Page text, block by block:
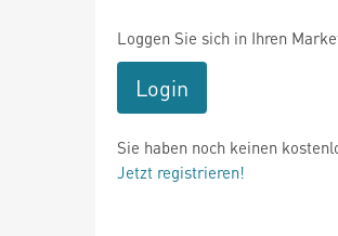
Loggen Sie sich in Ihren
Login
Sie haben noch keinen
Jetzt registrieren!